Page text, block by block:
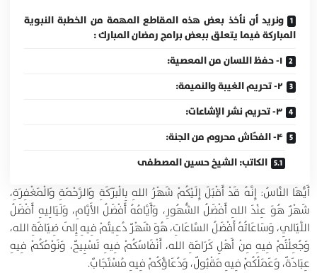
ونريد أن نأخذ بعض هذه المقاطع المهمة من الخطبة النبوية
المباركة فيما يتعلق ببعض برامج رمضان المبارك :
۱- حفظ اللسان من المعصية:
۲- تحريم الغيبة والنميمة:
۳- تحريم نشر الإشاعات:
۴- الفحّاش محروم من الجنة:
الكاتب: الشيخ حسين المصطفى
أَيُّهَا النَّاسُ: إِنَّهُ قَدْ أَقْبَلَ إِلَيْكُمْ شَهْرُ اللهِ بِالْبَرَكَةِ وَالرَّحْمَةِ وَالْمَغْفِرَةِ،
شَهْرٌ هُوَ عِنْدَ اللهِ أَفْضَلُ الشُّهُورِ، وَأَيَّامُهُ أَفْضَلُ الأَيَّامِ، وَلَيَالِيهِ أَفْضَلُ
اللَّيَالِي، وَسَاعَاتُهُ أَفْضَلُ السَّاعَاتِ، هُوَ شَهْرٌ دُعِيتُمْ فِيهِ إِلَى ضِيَافَةِ الله،
وَجُعِلْتُمْ فِيهِ مِنْ أَهْلِ كَرَامَةِ الله، أَنْفَاسُكُمْ فِيهِ تَسْبِيحٌ، وَنَوْمُكُمْ فِيهِ
عِبَادَةٌ، وَعَمَلُكُمْ فِيهِ مَقْبُولٌ، وَدُعَاؤُكُمْ فِيهِ مُسْتَجَابٌ.